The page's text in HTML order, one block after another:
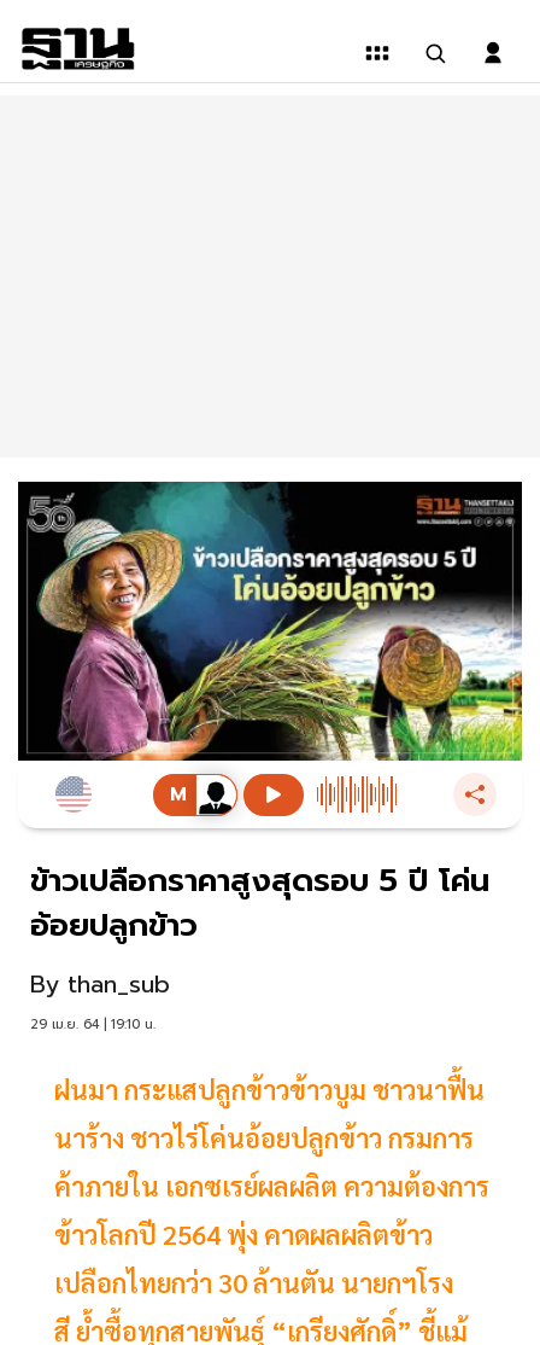
ข้าวเปลือกราคาสูงสุดรอบ 5 ปี โค่น
อ้อยปลูกข้าว
By than_sub
29 เม.ย. 64 | 19:10 น.
ฝนมา กระแสปลูกข้าวข้าวบูม ชาวนาฟื้น
นาร้าง ชาวไร่โค่นอ้อยปลูกข้าว กรมการ
ค้าภายใน เอกซเรย์ผลผลิต ความต้องการ
ข้าวโลกปี 2564 พุ่ง คาดผลผลิตข้าว
เปลือกไทยกว่า 30 ล้านตัน นายกฯโรง
สี ย้ำซื้อทุกสายพันธุ์ “เกรียงศักดิ์” ชี้แม้